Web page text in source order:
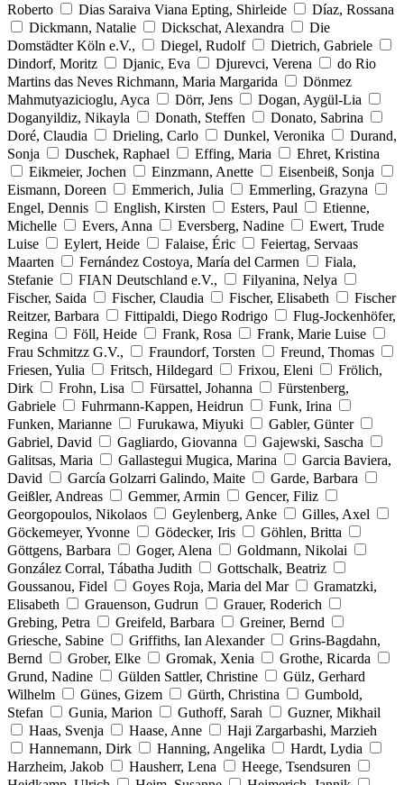
Roberto
Dias Saraiva Viana Epting, Shirleide
Díaz, Rossana
Dickmann, Natalie
Dickschat, Alexandra
Die
Domstädter Köln e.V.,
Diegel, Rudolf
Dietrich, Gabriele
Dindorf, Moritz
Djanic, Eva Djurevci, Verena
do Rio
Martins das Neves Richmann, Maria Margarida
Dönmez
Mahmutyazicioglu, Ayca
Dörr, Jens
Dogan, Aygül-Lia
Doganyildiz, Nikayla
Donath, Steffen
Donato, Sabrina
Doré, Claudia
Drieling, Carlo Dunkel, Veronika
Durand,
Sonja
Duschek, Raphael Effing, Maria
Ehret, Kristina
Eikmeier, Jochen
Einzmann, Anette
Eisenbeiß, Sonja
Eismann, Doreen
Emmerich, Julia
Emmerling, Grazyna
Engel, Dennis
English, Kirsten Esters, Paul
Etienne,
Michelle
Evers, Anna Eversberg, Nadine
Ewert, Trude
Luise
Eylert, Heide Falaise, Éric
Feiertag, Servaas
Maarten
Fernández Costoya, María del Carmen
Fiala,
Stefanie
FIAN Deutschland e.V.,
Filyanina, Nelya
Fischer, Saida
Fischer, Claudia Fischer, Elisabeth
Fischer
Reitzer, Barbara
Fittipaldi, Diego Rodrigo
Flug-Jockenhöfer,
Regina
Föll, Heide Frank, Rosa
Frank, Marie Luise
Frau Schmitzz G.V.,
Fraundorf, Torsten
Freund, Thomas
Friesen, Yulia
Fritsch, Hildegard Frixou, Eleni
Frölich,
Dirk
Frohn, Lisa Fürsattel, Johanna
Fürstenberg,
Gabriele
Fuhrmann-Kappen, Heidrun
Funk, Irina
Funken, Marianne
Furukawa, Miyuki
Gabler, Günter
Gabriel, David
Gagliardo, Giovanna
Gajewski, Sascha
Galitsas, Maria
Gallastegui Mugica, Marina
Garcia Baviera,
David
García Golzarri Galindo, Maite
Garde, Barbara
Geißler, Andreas
Gemmer, Armin
Gencer, Filiz
Georgopoulos, Nikolaos
Geylenberg, Anke
Gilles, Axel
Göckemeyer, Yvonne
Gödecker, Iris
Göhlen, Britta
Göttgens, Barbara
Goger, Alena
Goldmann, Nikolai
González Corral, Tábatha Judith
Gottschalk, Beatriz
Goussanou, Fidel
Goyes Roja, Maria del Mar
Gramatzki,
Elisabeth
Grauenson, Gudrun
Grauer, Roderich
Grebing, Petra
Greifeld, Barbara
Greiner, Bernd
Griesche, Sabine
Griffiths, Ian Alexander
Grins-Bagdahn,
Bernd
Grober, Elke Gromak, Xenia
Grothe, Ricarda
Grund, Nadine
Gülden Sattler, Christine
Gülz, Gerhard
Wilhelm
Günes, Gizem Gürth, Christina
Gumbold,
Stefan
Gunia, Marion Guthoff, Sarah
Guzner, Mikhail
Haas, Svenja
Haase, Anne
Haji Zargarbashi, Marzieh
Hannemann, Dirk
Hanning, Angelika
Hardt, Lydia
Harzheim, Jakob
Hausherr, Lena
Heege, Tsendsuren